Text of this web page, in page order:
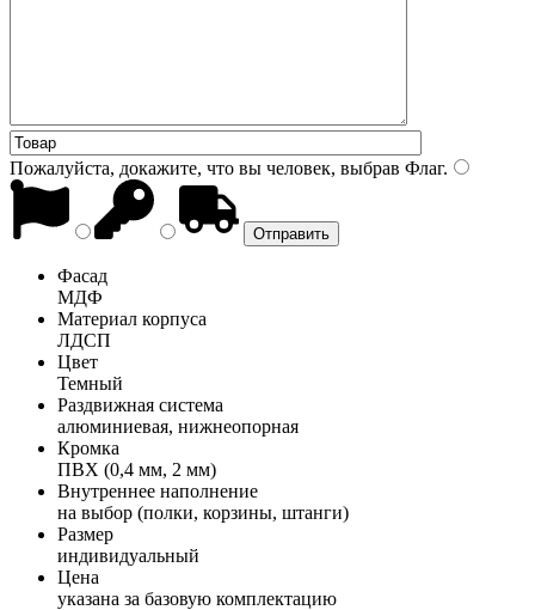
Пожалуйста, докажите, что вы человек, выбрав Флаг.
Фасад
МДФ
Материал корпуса
ЛДСП
Цвет
Темный
Раздвижная система
алюминиевая, нижнеопорная
Кромка
ПВХ (0,4 мм, 2 мм)
Внутреннее наполнение
на выбор (полки, корзины, штанги)
Размер
индивидуальный
Цена
указана за базовую комплектацию